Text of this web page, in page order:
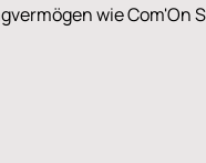
wie Com'On